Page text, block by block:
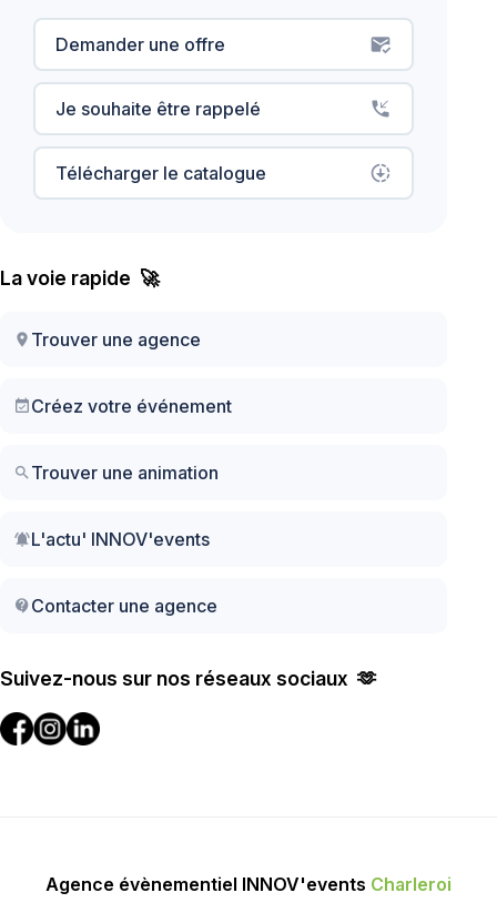
Demander une offre mark_email_read
Je souhaite être rappelé phone_callback
Télécharger le catalogue downloading
La voie rapide 🚀
location_on Trouver une agence
event_availableCréez votre événement
search Trouver une animation
notifications_activeL'actu' INNOV'events
contact_supportContacter une agence
Suivez-nous sur nos réseaux sociaux 🫶
Agence évènementiel INNOV'events Charleroi